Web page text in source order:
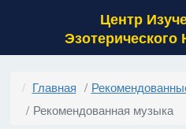
Центр
Эзотерического
Главная
Рекомендованная музыка